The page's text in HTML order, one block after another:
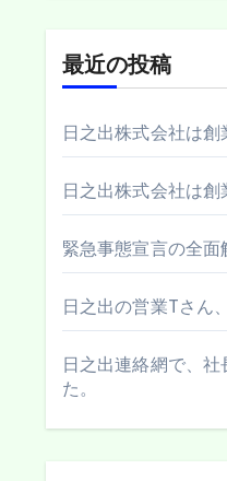
最近の投稿
日之出株式会社は創
日之出株式会社は創
緊急事態宣言の全面
日之出の営業Tさん
日之出連絡網で、
た。